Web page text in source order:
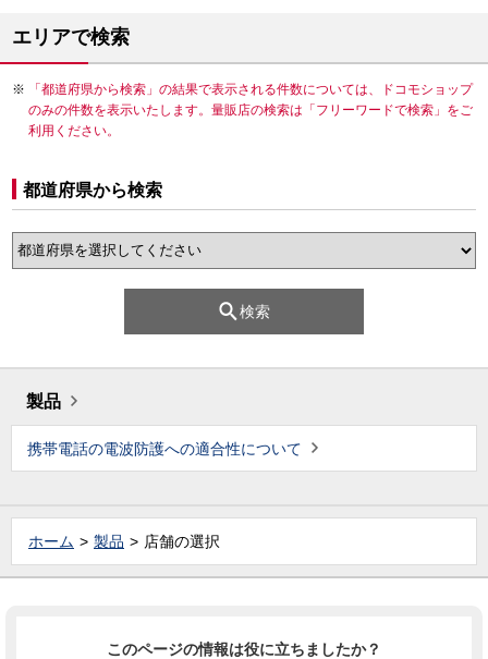
エリアで検索
「都道府県から検索」の結果で表示される件数については、ドコモショップ
のみの件数を表示いたします。量販店の検索は「フリーワードで検索」をご
利用ください。
都道府県から検索
検索
製品
携帯電話の電波防護への適合性について
ホーム 製品 店舗の選択
このページの情報は役に立ちましたか？